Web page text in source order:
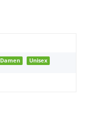
Damen Unisex